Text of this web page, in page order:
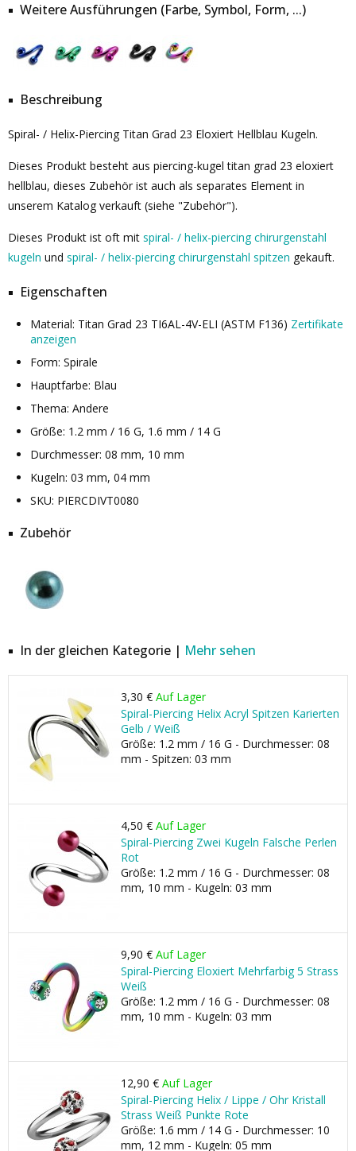
Weitere Ausführungen (Farbe, Symbol, Form, ...)
Beschreibung
Spiral- / Helix-Piercing Titan Grad 23 Eloxiert Hellblau Kugeln.
Dieses Produkt besteht aus piercing-kugel titan grad 23 eloxiert
hellblau, dieses Zubehör ist auch als separates Element in
unserem Katalog verkauft (siehe "Zubehör").
Dieses Produkt ist oft mit spiral- / helix-piercing chirurgenstahl
kugeln und spiral- / helix-piercing chirurgenstahl spitzen gekauft.
Eigenschaften
Material: Titan Grad 23 TI6AL-4V-ELI (ASTM F136) Zertifikate
anzeigen
Form: Spirale
Hauptfarbe: Blau
Thema: Andere
Größe: 1.2 mm / 16 G, 1.6 mm / 14 G
Durchmesser: 08 mm, 10 mm
Kugeln: 03 mm, 04 mm
SKU: PIERCDIVT0080
Zubehör
In der gleichen Kategorie | Mehr sehen
3,30 € Auf Lager
Spiral-Piercing Helix Acryl Spitzen Karierten
Gelb / Weiß
Größe: 1.2 mm / 16 G - Durchmesser: 08
mm - Spitzen: 03 mm
4,50 € Auf Lager
Spiral-Piercing Zwei Kugeln Falsche Perlen
Rot
Größe: 1.2 mm / 16 G - Durchmesser: 08
mm, 10 mm - Kugeln: 03 mm
9,90 € Auf Lager
Spiral-Piercing Eloxiert Mehrfarbig 5 Strass
Weiß
Größe: 1.2 mm / 16 G - Durchmesser: 08
mm, 10 mm - Kugeln: 03 mm
12,90 € Auf Lager
Spiral-Piercing Helix / Lippe / Ohr Kristall
Strass Weiß Punkte Rote
Größe: 1.6 mm / 14 G - Durchmesser: 10
mm, 12 mm - Kugeln: 05 mm